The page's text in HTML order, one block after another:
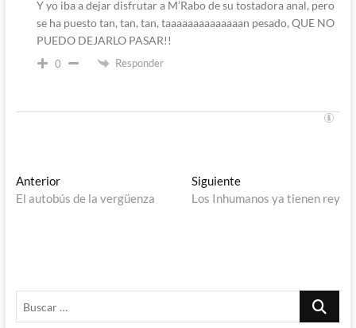
Y yo iba a dejar disfrutar a M’Rabo de su tostadora anal, pero
se ha puesto tan, tan, tan, taaaaaaaaaaaaaan pesado, QUE NO
PUEDO DEJARLO PASAR!!
0 Responder
Navegación
de
AnteriorEntrada
anterior:
El autobús de la vergüenza
SiguienteEntrada
siguiente:
Los Inhumanos ya tienen rey
Buscar